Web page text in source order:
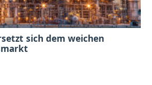
sich dem weichen